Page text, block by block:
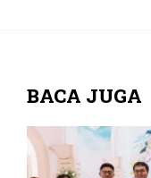
BACA JUGA